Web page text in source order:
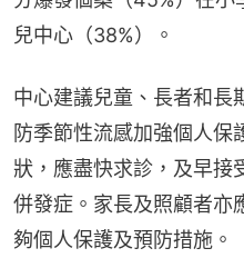
兒中心（38%）。
中心建議兒童、長者和長
防季節性流感加強個人保
狀，應盡快求診，及早接
併發症。家長及照顧者亦
夠個人保護及預防措施。